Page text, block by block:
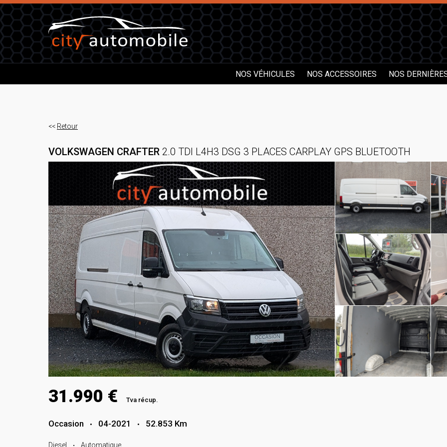
NOS VÉHICULES NOS ACCESSOIRES NOS
<< Retour
VOLKSWAGEN CRAFTER 2.0 TDI L4H3 DSG 3 PLACES CARPLAY GPS BLUETOOTH
31.990 € Tva récup.
Occasion • 04-2021 • 52.853 Km
Diesel Automatique